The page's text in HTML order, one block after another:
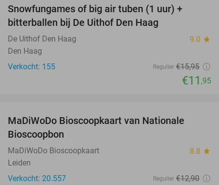
Snowfungames of big air tuben (1 uur) +
bitterballen bij De Uithof Den Haag
De Uithof Den Haag 9.0 star
Den Haag
Verkocht: 155
Regulier €15,95
€11 ,95
MaDiWoDo Bioscoopkaart van Nationale
Bioscoopbon
MaDiWoDo Bioscoopkaart 8.8 star
Leiden
Verkocht: 20.557
Regulier €12,90